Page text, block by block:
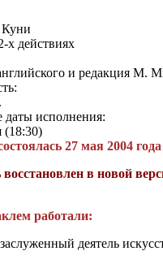
х действиях
и редакция М.
исполнения:
(18:30)
27 мая 2004 года
в новой
работали:
деятель